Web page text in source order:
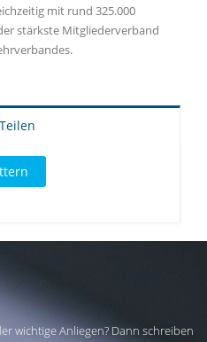
mit rund 325.000
stärkste Mitgliederverband
wichtige Anliegen? Dann schreiben